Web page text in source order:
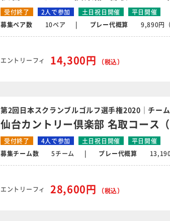
受付終了 2人で参加 土日祝日開催 平日開催
募集ペア数 10ペア プレー代概算 9,890円
エントリーフィ 14,300円 （税込）
第2回日本スクランブルゴルフ選手権2020｜チー
仙台カントリー倶楽部 名取コース（
受付終了 4人で参加 土日祝日開催 平日開催
募集チーム数 5チーム プレー代概算
エントリーフィ 28,600円 （税込）